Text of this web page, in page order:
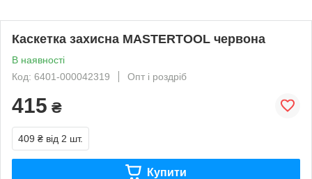
Каскетка захисна MASTERTOOL червона
В наявності
Код: 6401-000042319
Опт і роздріб
415 ₴
409 ₴ від 2 шт.
Купити